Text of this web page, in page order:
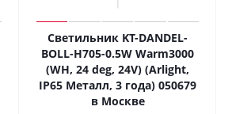
Светильник KT-DANDEL-
BOLL-H705-0.5W Warm3000
(WH, 24 deg, 24V) (Arlight,
IP65 Металл, 3 года) 050679
в Москве